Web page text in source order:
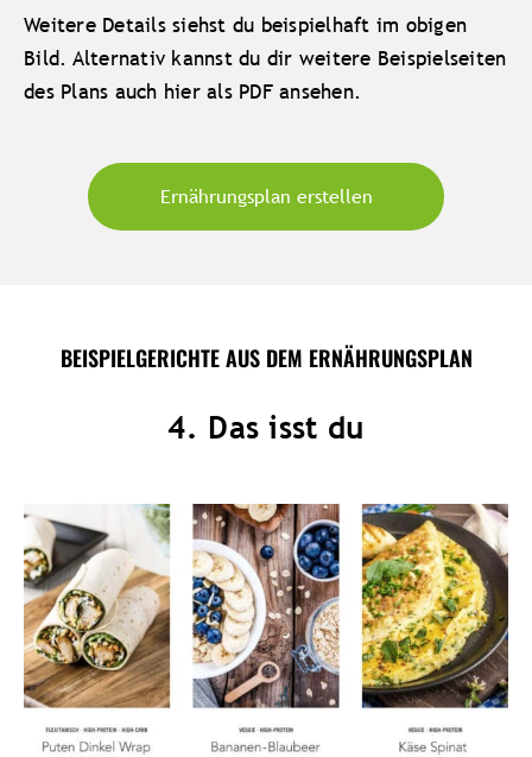
Weitere Details siehst du beispielhaft im obigen
Bild. Alternativ kannst du dir weitere Beispielseiten
des Plans auch hier als PDF ansehen.
Ernährungsplan erstellen
BEISPIELGERICHTE AUS DEM ERNÄHRUNGSPLAN
4. Das isst du